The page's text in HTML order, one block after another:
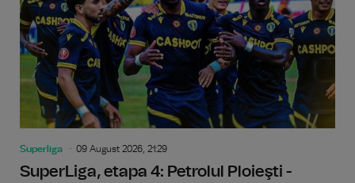
Superliga 09 August 2026, 21:29
SuperLiga, etapa 4: Petrolul Ploieşti -